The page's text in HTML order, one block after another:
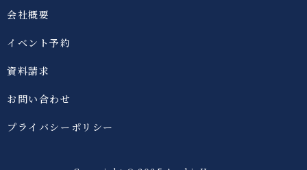
会社概要
イベント予約
資料請求
お問い合わせ
プライバシーポリシー